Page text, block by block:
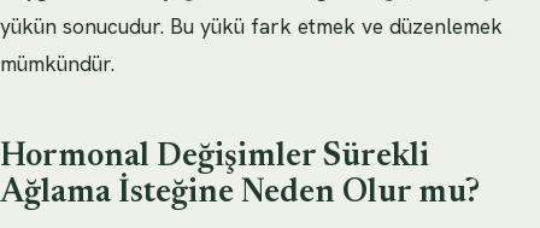
yükün sonucudur. Bu yükü fark etmek ve düzenlemek
mümkündür.
Hormonal Değişimler Sürekli
Ağlama İsteğine Neden Olur mu?